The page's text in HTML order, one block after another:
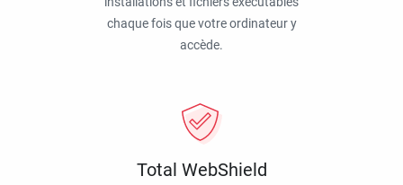
chaque fois que votre ordinateur y
accède.
Total WebShield